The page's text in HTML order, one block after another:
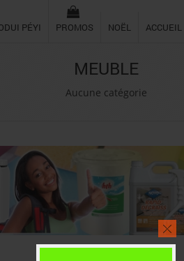
PÉYI PROMOS NOËL ACCUEIL
MEUBLE
Aucune catégorie